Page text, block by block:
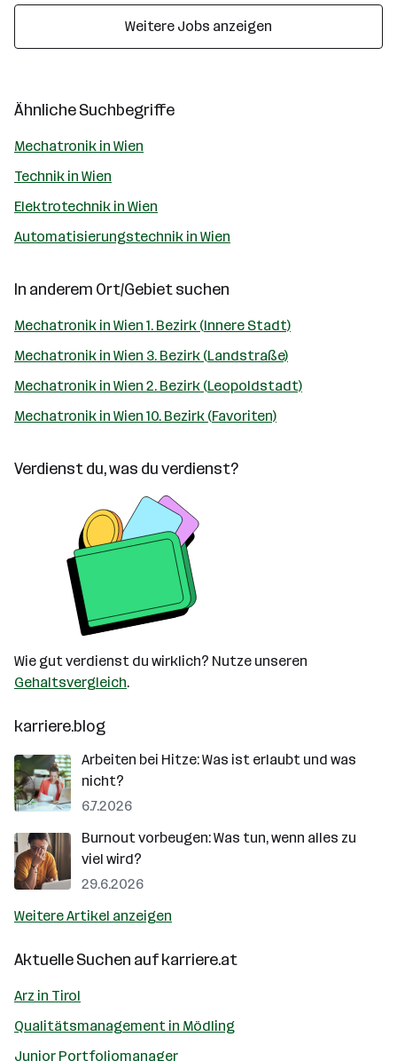
Weitere Jobs anzeigen
Ähnliche Suchbegriffe
Mechatronik in Wien
Technik in Wien
Elektrotechnik in Wien
Automatisierungstechnik in Wien
In anderem Ort/Gebiet suchen
Mechatronik in Wien 1. Bezirk (Innere Stadt)
Mechatronik in Wien 3. Bezirk (Landstraße)
Mechatronik in Wien 2. Bezirk (Leopoldstadt)
Mechatronik in Wien 10. Bezirk (Favoriten)
Verdienst du, was du verdienst?
Wie gut verdienst du wirklich? Nutze unseren
Gehaltsvergleich.
karriere.blog
Arbeiten bei Hitze: Was ist erlaubt und was
nicht?
6.7.2026
Burnout vorbeugen: Was tun, wenn alles zu
viel wird?
29.6.2026
Weitere Artikel anzeigen
Aktuelle Suchen aufkarriere.at
Arz in Tirol
Qualitätsmanagement in Mödling
Junior Portfoliomanager